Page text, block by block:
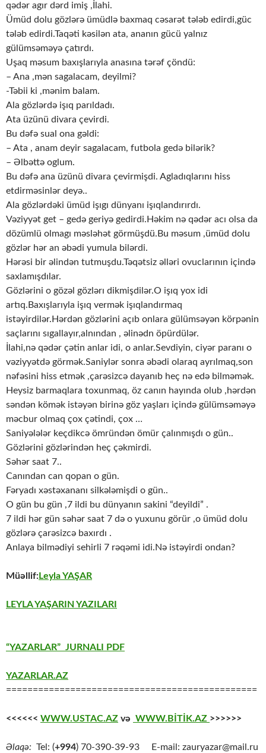
qədər agır dərd imiş ,İlahi.
Ümüd dolu gözlərə ümüdlə baxmaq cəsarət tələb edirdi,güc
tələb edirdi.Taqəti kəsilən ata, ananın gücü yalnız
gülümsəməyə çatırdı.
Uşaq məsum baxışlarıyla anasına tərəf çöndü:
– Ana ,mən sagalacam, deyilmi?
-Təbii ki ,mənim balam.
Ala gözlərdə işıq parıldadı.
Ata üzünü divara çevirdi.
Bu dəfə sual ona gəldi:
– Ata , anam deyir sagalacam, futbola gedə bilərik?
– Əlbəttə oglum.
Bu dəfə ana üzünü divara çevirmişdi. Agladıqlarını hiss
etdirməsinlər deyə..
Ala gözlərdəki ümüd işıgı dünyanı işıqlandırırdı.
Vəziyyət get – gedə geriyə gedirdi.Həkim nə qədər acı olsa da
dözümlü olmagı məsləhət görmüşdü.Bu məsum ,ümüd dolu
gözlər hər an əbədi yumula bilərdi.
Hərəsi bir əlindən tutmuşdu.Təqətsiz əlləri ovuclarının içində
saxlamışdılar.
Gözlərini o gözəl gözlərı dikmişdilər.O işıq yox idi
artıq.Baxışlarıyla işıq vermək işıqlandırmaq
istəyirdilər.Hərdən gözlərini açıb onlara gülümsəyən körpənin
saçlarını sıgallayır,alnından , əlinədn öpürdülər.
İlahi,nə qədər çətin anlar idi, o anlar.Sevdiyin, ciyər paranı o
vəziyyətdə görmək.Saniylər sonra əbədi olaraq ayrılmaq,son
nəfəsini hiss etmək ,çarəsizcə dayanıb heç nə edə bilməmək.
Heysiz barmaqlara toxunmaq, öz canın hayında olub ,hərdən
səndən kömək istəyən birinə göz yaşları içində gülümsəməyə
məcbur olmaq çox çətindi, çox …
Saniyələlər keçdikcə ömründən ömür çalınmışdı o gün..
Gözlərini gözlərindən heç çəkmirdi.
Səhər saat 7..
Canından can qopan o gün.
Fəryadı xəstəxananı silkələmişdi o gün..
O gün bu gün ,7 ildi bu dünyanın sakini “deyildi” .
7 ildi hər gün səhər saat 7 də o yuxunu görür ,o ümüd dolu
gözlərə çarəsizcə baxırdı .
Anlaya bilmədiyi sehirli 7 rəqəmi idi.Nə istəyirdi ondan?
Müəllif:Leyla YAŞAR
LEYLA YAŞARIN YAZILARI
“YAZARLAR” JURNALI PDF
YAZARLAR.AZ
===============================================
<<<<<< WWW.USTAC.AZ və WWW.BİTİK.AZ >>>>>>
Əlaqə: Tel: (+994) 70-390-39-93 E-mail: zauryazar@mail.ru